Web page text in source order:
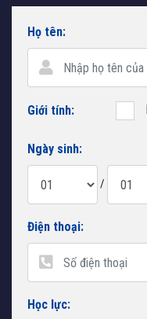
Họ tên:
Giới tính:
Ngày sinh:
/
Điện thoại:
Học lực: